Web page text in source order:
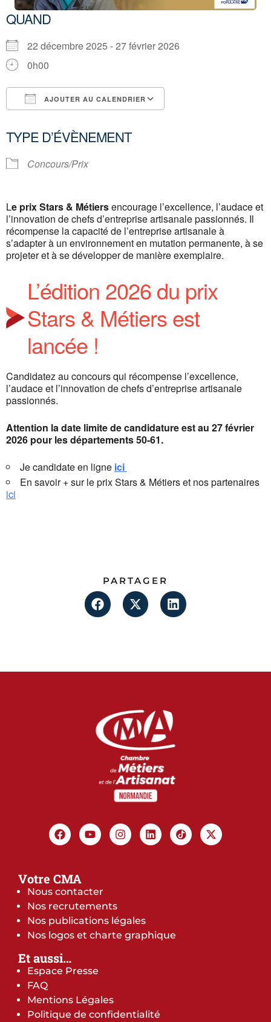
QUAND
22 décembre 2025 - 27 février 2026
0h00
AJOUTER AU CALENDRIER
TYPE D’ÉVÈNEMENT
Concours/Prix
Le prix Stars & Métiersencourage l’excellence, l’audace et
l’innovation de chefs d’entreprise artisanale passionnés. Il
récompense la capacité de l’entreprise artisanale à
s’adapter à un environnement en mutation permanente, à se
projeter et à se développer de manière exemplaire.
L’édition 2026 du prix
Stars & Métiers est
lancée !
Candidatez au concours qui récompense l’excellence,
l’audace et l’innovation de chefs d’entreprise artisanale
passionnés.
Attention la date limite de candidature est au 27 février
2026 pour les départements 50-61.
Je candidate en ligne ici
En savoir + sur le prix Stars & Métiers et nos partenaires
ici
PARTAGER
Votre CMA
Nous contacter
Nos recrutements
Nos publications légales
Nos logos et charte graphique
Et aussi…
Espace Presse
FAQ
Mentions Légales
Politique de confidentialité